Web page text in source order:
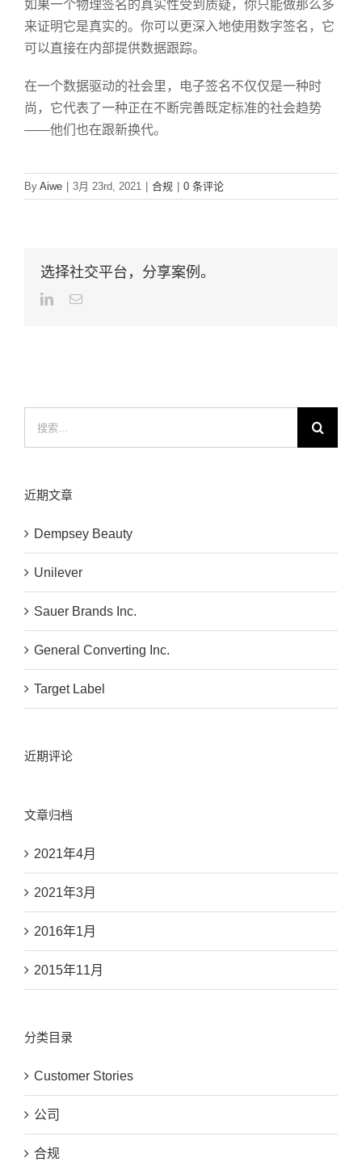
如果一个物理签名的真实性受到质疑，你只能做那么多
来证明它是真实的。你可以更深入地使用数字签名，它
可以直接在内部提供数据跟踪。
在一个数据驱动的社会里，电子签名不仅仅是一种时
尚，它代表了一种正在不断完善既定标准的社会趋势
——他们也在跟新换代。
By Aiwe 3月 23rd, 2021 合规 0 条评论
选择社交平台，分享案例。
LinkedInEmail
近期文章
Dempsey Beauty
Unilever
Sauer Brands Inc.
General Converting Inc.
Target Label
近期评论
文章归档
2021年4月
2021年3月
2016年1月
2015年11月
分类目录
Customer Stories
公司
合规